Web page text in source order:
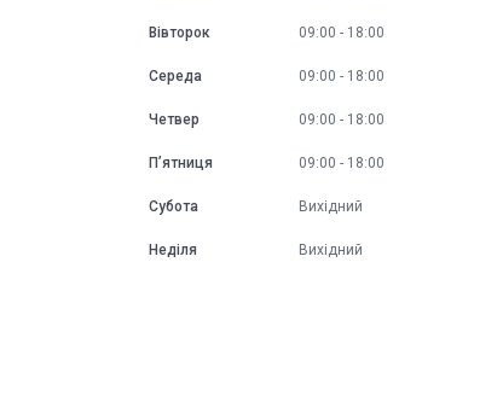
Вівторок 09:00 18:00
Середа 09:00 18:00
Четвер 09:00 18:00
Пʼятниця 09:00 18:00
Субота Вихідний
Неділя Вихідний